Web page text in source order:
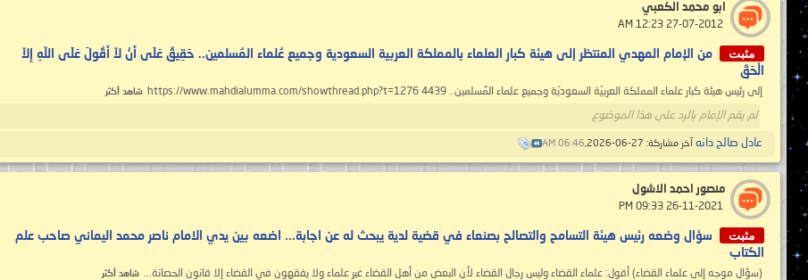
ابو محمد الكعبي
مثبت
من الإمام المهدي المنتظر إلى هيئة كبار العلماء بالمملكة العربية السعودية وجميع عُلماء المُسلمين.. حَقِيقٌ عَلَى أَنْ لاّ أَقُولَ عَلَى اللّهِ إِلاّ
الْحَقّ
إلى رئيس هيئة كبار علماء المملكة العربيّة السعوديّة وجميع علماء المُسلمين.. https://www.mahdialumma.com/showthread.php?t=1276 4439 شاهد أكثر
لم يقم الإمام بالرد على هذا الموضوع
عادل صالح دانه آخر مشاركة: 27-06-2026, 06:46 AM
منصور احمد الاشول
مثبت
سؤال وضعه رئيس هيئة التسامح والتصالح بصنعاء في قضية لدية يبحث له عن اجابة... اضعه بين يدي الامام ناصر محمد اليماني صاحب علم
الكتاب
(سؤال موجه إلى علماء القضاء) أقول: علماء القضاء وليس رجال القضاء لأن البعض من أهل القضاء غير علماء ولا يفقهون في القضاء إلا قانون الحصانة... شاهد أكثر